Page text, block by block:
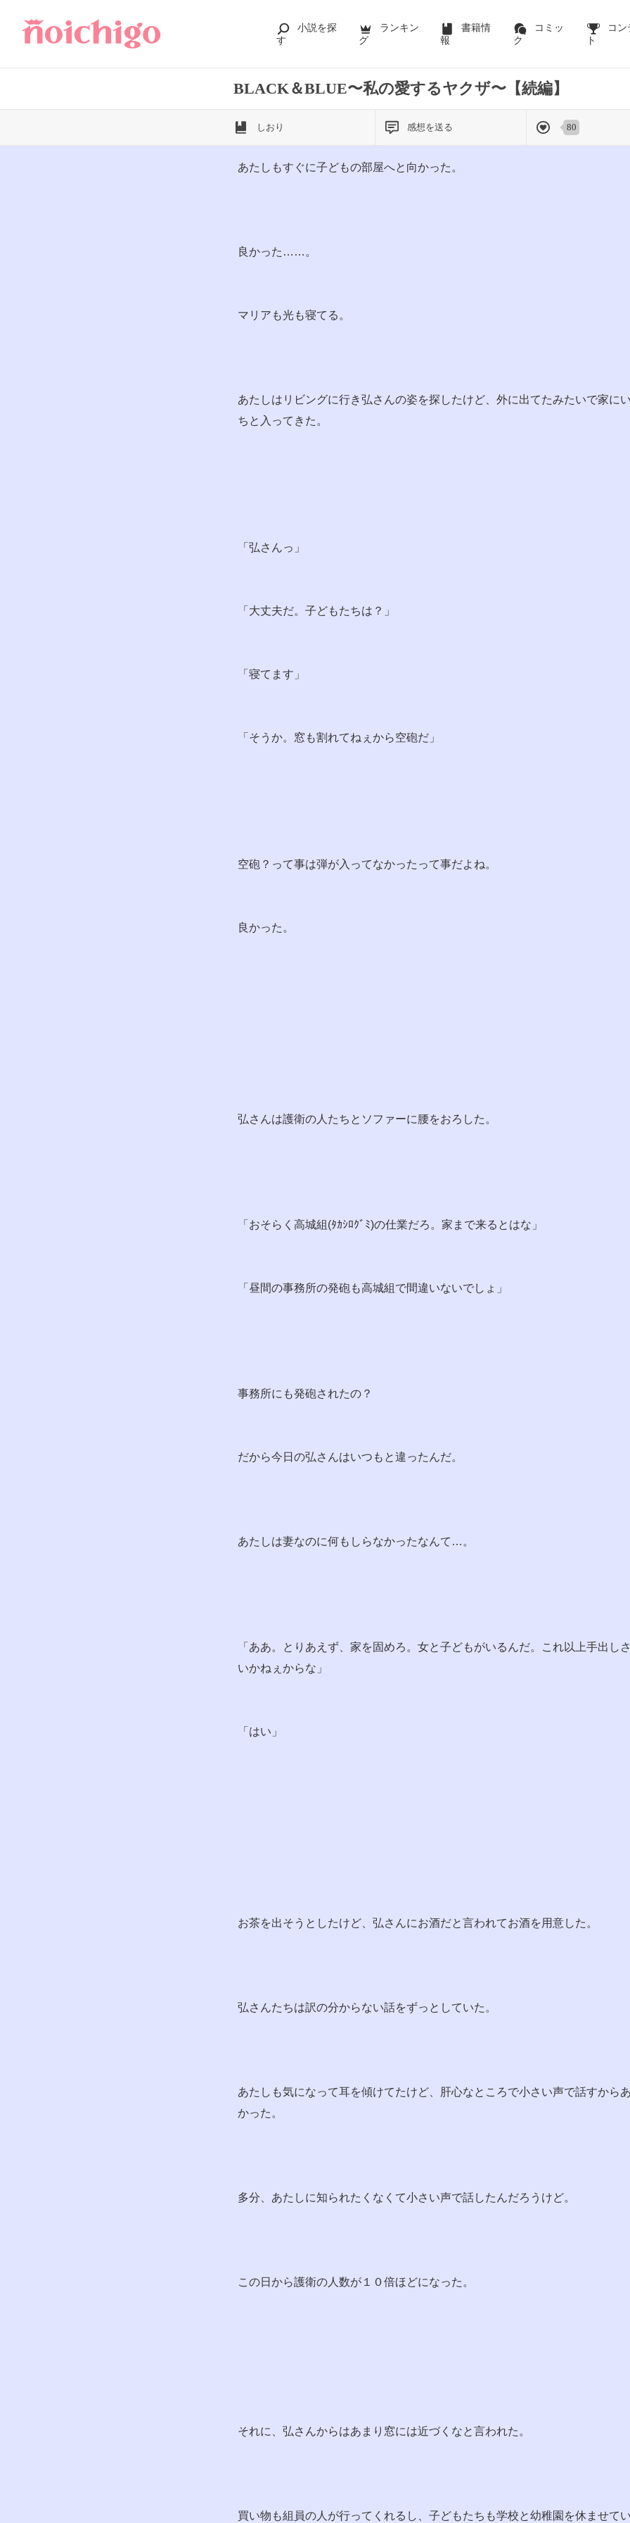
小説を探
す
ランキン
グ
書籍情
報
コミッ
ク
コン
ト
BLACK＆BLUE〜私の愛するヤクザ〜【続編】
しおり 感想を送る 80
前のページを表示する
あたしもすぐに子どもの部屋へと向かった。
良かった……。
マリアも光も寝てる。
あたしはリビングに行き弘さんの姿を探したけど、外に出てたみたいで家に
ちと入ってきた。
「弘さんっ」
「大丈夫だ。子どもたちは？」
「寝てます」
「そうか。窓も割れてねぇから空砲だ」
空砲？って事は弾が入ってなかったって事だよね。
良かった。
弘さんは護衛の人たちとソファーに腰をおろした。
「おそらく高城組(ﾀｶｼﾛｸﾞﾐ)の仕業だろ。家まで来るとはな」
「昼間の事務所の発砲も高城組で間違いないでしょ」
事務所にも発砲されたの？
だから今日の弘さんはいつもと違ったんだ。
あたしは妻なのに何もしらなかったなんて…。
「ああ。とりあえず、家を固めろ。女と子どもがいるんだ。これ以上手出し
いかねぇからな」
「はい」
お茶を出そうとしたけど、弘さんにお酒だと言われてお酒を用意した。
弘さんたちは訳の分からない話をずっとしていた。
あたしも気になって耳を傾けてたけど、肝心なところで小さい声で話すから
かった。
多分、あたしに知られたくなくて小さい声で話したんだろうけど。
この日から護衛の人数が１０倍ほどになった。
それに、弘さんからはあまり窓には近づくなと言われた。
買い物も組員の人が行ってくれるし、子どもたちも学校と幼稚園を休ませて